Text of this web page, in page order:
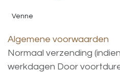
Venne
Algemene voorwaarden
Normaal verzending
werkdagen Door